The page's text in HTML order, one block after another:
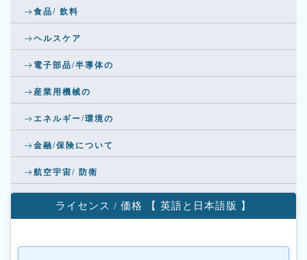
食品/ 飲料
ヘルスケア
電子部品/半導体の
産業用機械の
エネルギー/環境の
金融/保険について
航空宇宙/ 防衛
ライセンス / 価格 【 英語と日本語版 】